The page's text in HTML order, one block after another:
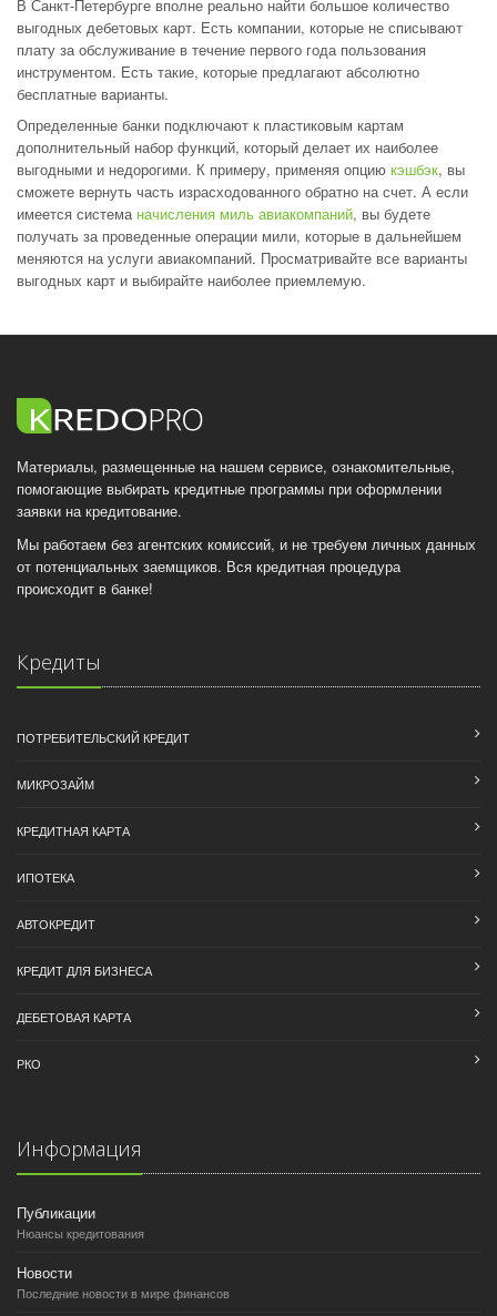
В Санкт-Петербурге вполне реально найти большое количество
выгодных дебетовых карт. Есть компании, которые не списывают
плату за обслуживание в течение первого года пользования
инструментом. Есть такие, которые предлагают абсолютно
бесплатные варианты.
Определенные банки подключают к пластиковым картам
дополнительный набор функций, который делает их наиболее
выгодными и недорогими. К примеру, применяя опцию кэшбэк, вы
сможете вернуть часть израсходованного обратно на счет. А если
имеется система начисления миль авиакомпаний, вы будете
получать за проведенные операции мили, которые в дальнейшем
меняются на услуги авиакомпаний. Просматривайте все варианты
выгодных карт и выбирайте наиболее приемлемую.
Материалы, размещенные на нашем сервисе, ознакомительные,
помогающие выбирать кредитные программы при оформлении
заявки на кредитование.
Мы работаем без агентских комиссий, и не требуем личных данных
от потенциальных заемщиков. Вся кредитная процедура
происходит в банке!
Кредиты
ПОТРЕБИТЕЛЬСКИЙ КРЕДИТ
МИКРОЗАЙМ
КРЕДИТНАЯ КАРТА
ИПОТЕКА
АВТОКРЕДИТ
КРЕДИТ ДЛЯ БИЗНЕСА
ДЕБЕТОВАЯ КАРТА
РКО
Информация
Публикации
Нюансы кредитования
Новости
Последние новости в мире финансов